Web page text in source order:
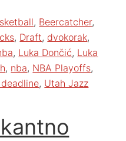
, Beercatcher,
, Draft, dvokorak,
, Luka Dončić, Luka
, nba, NBA Playoffs,
, Utah Jazz